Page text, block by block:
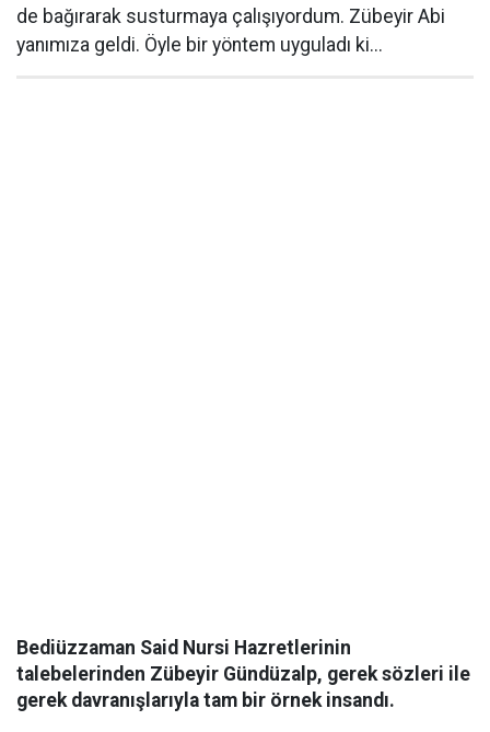
de bağırarak susturmaya çalışıyordum. Zübeyir Abi
yanımıza geldi. Öyle bir yöntem uyguladı ki...
Bediüzzaman Said Nursi Hazretlerinin
talebelerinden Zübeyir Gündüzalp, gerek sözleri ile
gerek davranışlarıyla tam bir örnek insandı.